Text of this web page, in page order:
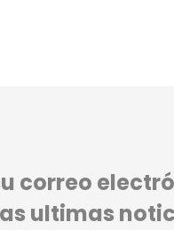
correo
ultimas